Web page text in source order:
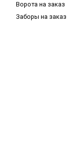
Ворота на заказ
Заборы на заказ